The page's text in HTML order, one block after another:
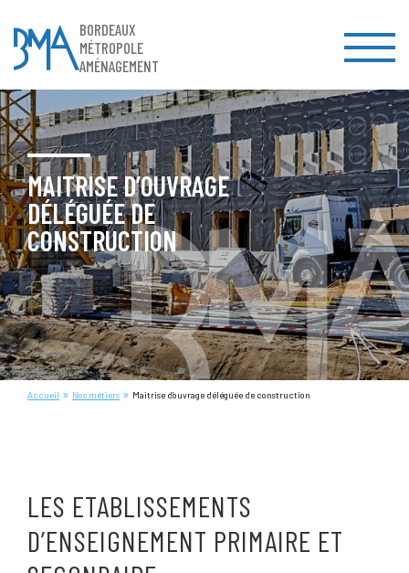
BORDEAUX
MÉTROPOLE
AMÉNAGEMENT
MAITRISE D’OUVRAGE
DÉLÉGUÉE DE
CONSTRUCTION
Accueil » Nos métiers » Maitrise d’ouvrage déléguée de construction
LES ETABLISSEMENTS
D’ENSEIGNEMENT PRIMAIRE ET